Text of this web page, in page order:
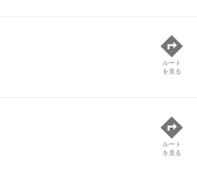
ルート
を見る
ルート
を見る